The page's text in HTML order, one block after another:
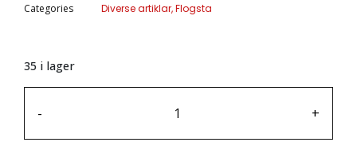
Categories
Diverse artiklar,Flogsta
35 i lager
- +